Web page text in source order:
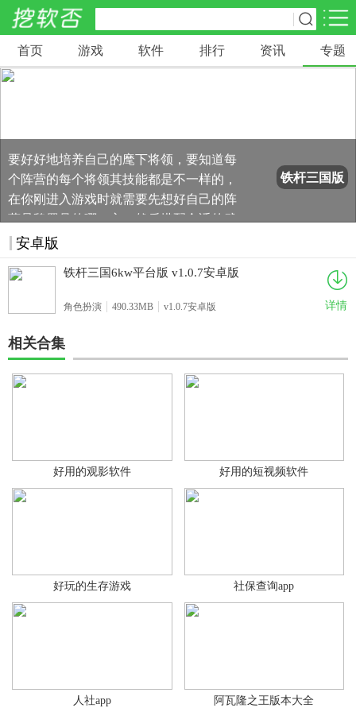
网游分类 软件分类
角色扮演
1642款游戏
动作射击
351款游戏
69款游戏
经营养成
257款游戏
策略塔防
冒险解谜
音乐游戏
手游辅助
首页 游戏 软件 排行 资讯 专题
铁杆三国是一款非常烧脑的策略类手机游
戏，带玩家们回到了三国历史之中，在这
在这款游戏中是非常重要的，因此你就需
要好好地培养自己的麾下将领，要知道每
个阵营的每个将领其技能都是不一样的，
在你刚进入游戏时就需要先想好自己的阵
营是魏蜀吴的哪一方，然后搭配合适的武
将阵容，在一次次战斗中吸取教训，总结
自信吗？那就来这款游戏和其他玩家们一
吧！
铁杆三国版
安卓版
铁杆三国6kw平台版 v1.0.7安卓版
角色扮演 490.33MB v1.0.7安卓版 详情
相关合集
好用的观影软件 好用的短视频软件
好玩的生存游戏 社保查询app
人社app 阿瓦隆之王版本大全